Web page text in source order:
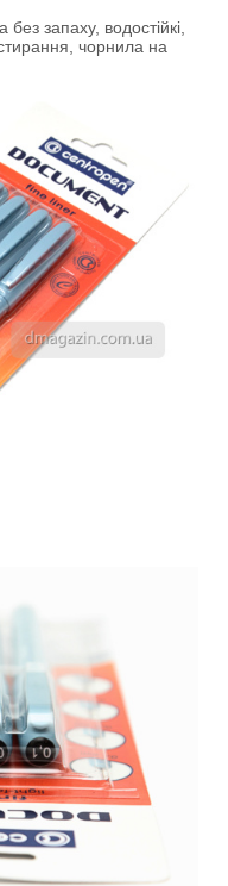
запаху, водостійкі,
стирання, чорнила на